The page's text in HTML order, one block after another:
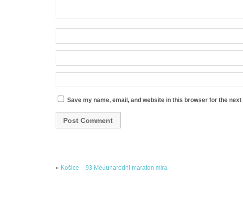
Save my name, email, and website in this browser for the
« Košice – 93 Međunarodni maraton mira